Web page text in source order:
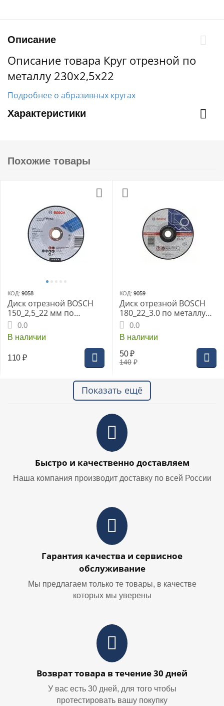
Описание
Описание товара Круг отрезной по
металлу 230х2,5х22
Подробнее о абразивных кругах
Характеристики
Похожие товары
КОД: 9058
Диск отрезной BOSCH
150_2,5_22 мм по
металлу
0.0
В наличии
110 ₽
КОД: 9059
Диск отрезной BOSCH
180_22_3.0 по металлу
(2608600321)
0.0
В наличии
140 ₽
50 ₽
Показать ещё
Быстро и качественно доставляем
Наша компания производит доставку по всей России
Гарантия качества и сервисное
обслуживание
Мы предлагаем только те товары, в качестве
которых мы уверены
Возврат товара в течение 30 дней
У вас есть 30 дней, для того чтобы
протестировать вашу покупку